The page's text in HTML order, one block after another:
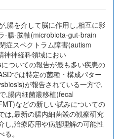
,腸を介して脳に作用し,相互に影
腸‐脳軸(microbiota‐gut‐brain
症スペクトラム障害(autism
神神経科領域におい
ついての報告が最も多い疾患の
では特定の菌種・構成パター
が報告されている一方で,
,腸内細菌叢移植(fecal
などの新しい試みについての
は,最新の腸内細菌叢の観察研究
し,治療応用や病態理解の可能性
。